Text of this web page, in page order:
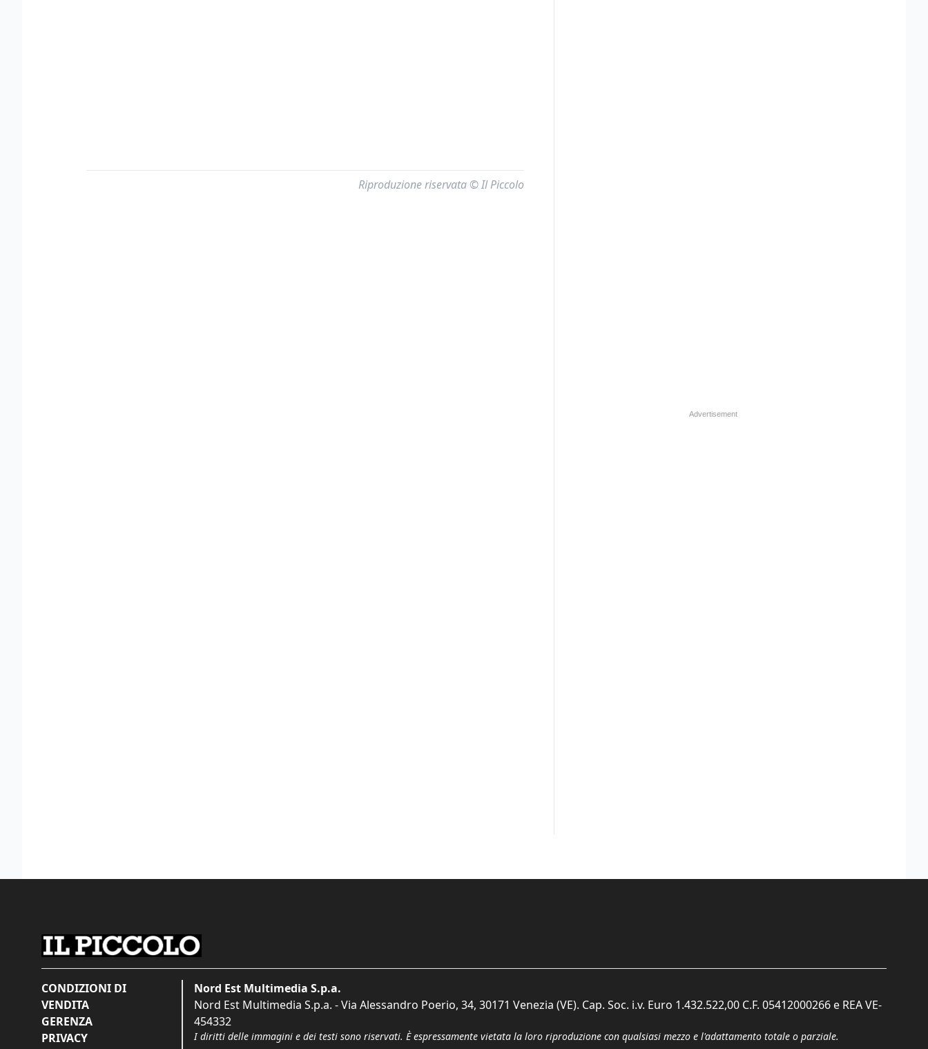
Riproduzione riservata © Il Piccolo
CONDIZIONI DI
VENDITA
GERENZA
PRIVACY
Nord Est Multimedia S.p.a.
Nord Est Multimedia S.p.a. - Via Alessandro Poerio, 34, 30171 Venezia (VE). Cap. Soc. i.v. Euro 1.432.522,00 C.F. 05412000266 e REA VE-
454332
I diritti delle immagini e dei testi sono riservati. È espressamente vietata la loro riproduzione con qualsiasi mezzo e l'adattamento totale o parziale.